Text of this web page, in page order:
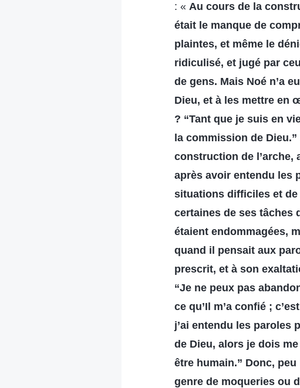
: « Au cours de la
était le manque de
plaintes, et même le
ridiculisé, et jugé par
de gens. Mais Noé n’a
Dieu, et à les mettre en
? “Tant que je suis en
la commission de
construction de l’arche,
après avoir entendu les
situations difficiles et de
certaines de ses tâches
étaient endommagées,
quand il pensait aux
prescrit, et à son
“Je ne peux pas
ce qu’Il m’a confié ;
j’ai entendu les paroles
de Dieu, alors je dois
être humain.” Donc,
genre de moqueries ou